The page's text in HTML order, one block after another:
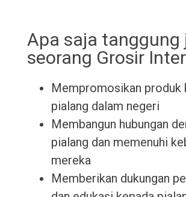
Apa saja tanggung
seorang Grosir
Mempromosikan produk
pialang dalam negeri
Membangun hubungan
pialang dan memenuhi
mereka
Memberikan dukungan